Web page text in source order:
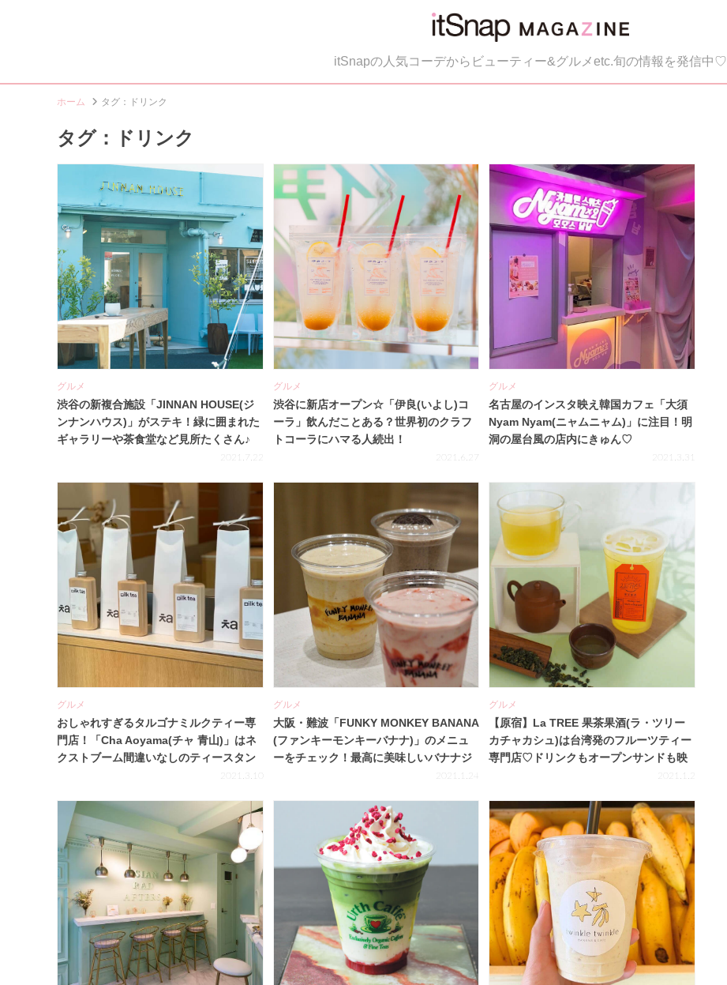
itSnapの人気コーデからビューティー&グルメetc.旬の情報を発信中♡
ホーム タグ：ドリンク
タグ：ドリンク
グルメ
渋谷の新複合施設「JINNAN HOUSE(ジ
ンナンハウス)」がステキ！緑に囲まれた
ギャラリーや茶食堂など見所たくさん♪
2021.7.22
グルメ
渋谷に新店オープン☆「伊良(いよし)コ
ーラ」飲んだことある？世界初のクラフ
トコーラにハマる人続出！
2021.6.27
グルメ
名古屋のインスタ映え韓国カフェ「大須
Nyam Nyam(ニャムニャム)」に注目！明
洞の屋台風の店内にきゅん♡
2021.3.31
グルメ
おしゃれすぎるタルゴナミルクティー専
門店！「Cha Aoyama(チャ 青山)」はネ
クストブーム間違いなしのティースタン
2021.3.10
グルメ
大阪・難波「FUNKY MONKEY BANANA
(ファンキーモンキーバナナ)」のメニュ
ーをチェック！最高に美味しいバナナジ
2021.1.24
グルメ
【原宿】La TREE 果茶果酒(ラ・ツリー
カチャカシュ)は台湾発のフルーツティー
専門店♡ドリンクもオープンサンドも映
2021.1.2